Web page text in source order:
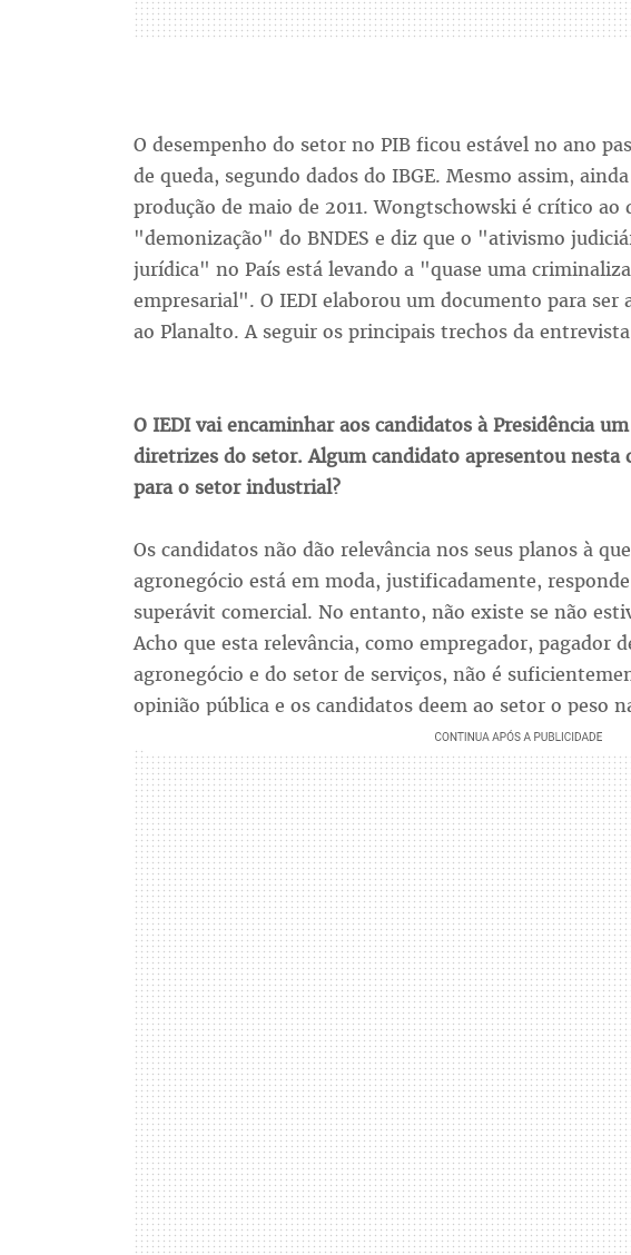
O desempenho do setor no PIB ficou estável no ano
de queda, segundo dados do IBGE. Mesmo assim,
produção de maio de 2011. Wongtschowski é crítico ao
"demonização" do BNDES e diz que o "ativismo
jurídica" no País está levando a "quase uma
empresarial". O IEDI elaborou um documento para ser
ao Planalto. A seguir os principais trechos da
O IEDI vai encaminhar aos candidatos à Presidência
diretrizes do setor. Algum candidato apresentou nesta
para o setor industrial?
Os candidatos não dão relevância nos seus planos à
agronegócio está em moda, justificadamente,
superávit comercial. No entanto, não existe se não
Acho que esta relevância, como empregador, pagador
agronegócio e do setor de serviços, não é
opinião pública e os candidatos deem ao setor o peso